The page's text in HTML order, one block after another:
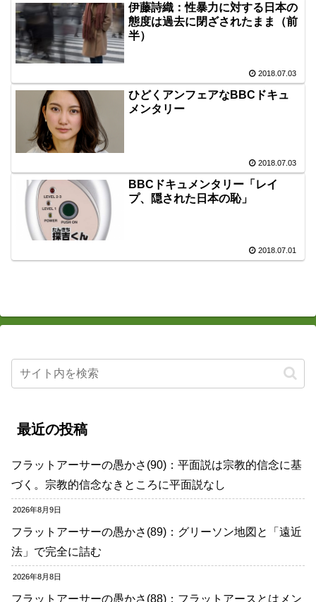
伊藤詩織：性暴力に対する日本の
態度は過去に閉ざされたまま（前
半）
2018.07.03
ひどくアンフェアなBBCドキュ
メンタリー
2018.07.03
BBCドキュメンタリー「レイ
プ、隠された日本の恥」
2018.07.01
最近の投稿
フラットアーサーの愚かさ(90)：平面説は宗教的信念に基
づく。宗教的信念なきところに平面説なし
2026年8月9日
フラットアーサーの愚かさ(89)：グリーソン地図と「遠近
法」で完全に詰む
2026年8月8日
フラットアーサーの愚かさ(88)：フラットアースとはメン